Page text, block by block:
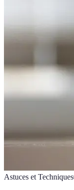
Astuces et Techniques